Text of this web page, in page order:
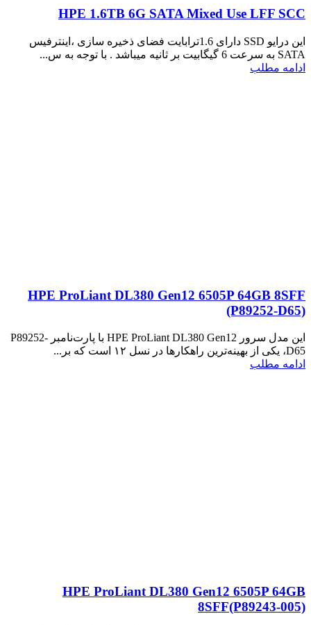
HPE 1.6TB 6G SATA Mixed Use LFF SCC
این درایو SSD دارای 1.6ترابایت فضای ذخیره سازی ،اینترفیس
SATA به سرعت 6 گیگابیت بر ثانیه میباشد . با توجه به س...
ادامه مطلب
HPE ProLiant DL380 Gen12 6505P 64GB 8SFF
(P89252‑D65)
این مدل سرور HPE ProLiant DL380 Gen12 با پارت‌نامبر P89252-
D65، یکی از بهینه‌ترین راهکارها در نسل ۱۲ است که بر...
ادامه مطلب
HPE ProLiant DL380 Gen12 6505P 64GB
8SFF(P89243‑005)